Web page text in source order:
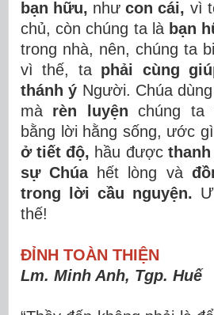
bạn hữu, nhưcon cái, vì
chủ, còn chúng ta là bạn
trong nhà, nên, chúng ta
vì thế, ta phải cùng
thánh ý Người. Chúa
mà rèn luyện chúng ta
bằng lời hằng sống, ước
ở tiết độ, hầu được
sự Chúahết lòng và
trong lời cầu nguyện.
thế!
ĐỈNH TOÀN THIỆN
Lm. Minh Anh, Tgp. Huế